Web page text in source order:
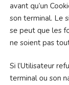
avant qu’un
son terminal. Le
se peut que les
ne soient pas
Si l’Utilisateur
terminal ou son